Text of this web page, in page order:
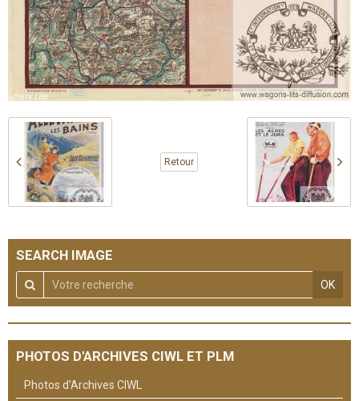
Retour
SEARCH IMAGE
OK
PHOTOS D'ARCHIVES CIWL ET PLM
Photos d'Archives CIWL